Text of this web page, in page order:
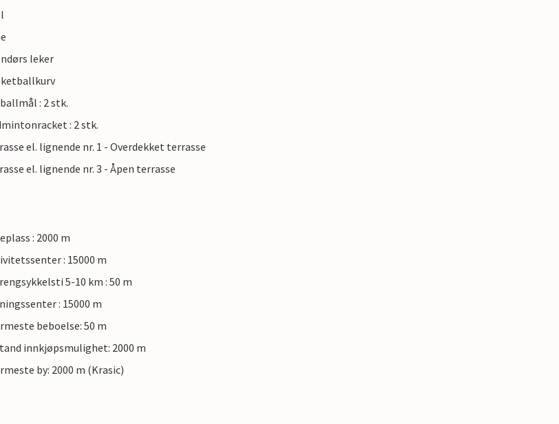
leker
: 2 stk.
: 2 stk.
el. lignende nr. 1 - Overdekket terrasse
el. lignende nr. 3 - Åpen terrasse
: 2000 m
: 15000 m
5-10 km : 50 m
: 15000 m
beboelse: 50 m
innkjøpsmulighet: 2000 m
by: 2000 m (Krasic)